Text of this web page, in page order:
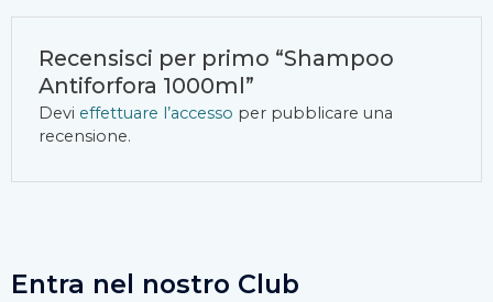
Recensisci per primo “Shampoo
Antiforfora 1000ml”
Devi effettuare l’accesso per pubblicare una
recensione.
Entra nel nostro Club